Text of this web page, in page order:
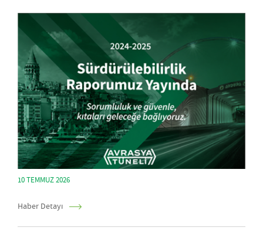
10 TEMMUZ 2026
Haber Detayı